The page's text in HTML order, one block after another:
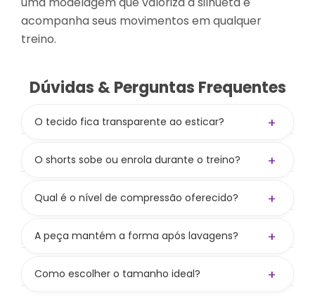
acompanha seus movimentos em qualquer
treino.
Dúvidas & Perguntas Frequentes
O tecido fica transparente ao esticar? +
composição 84% PES / 16% PUE garante zero
O shorts sobe ou enrola durante o treino? +
shorts firme no lugar, sem subir, enrolar ou
Qual é o nível de compressão oferecido? +
e mantendo liberdade nos movimentos.
A peça mantém a forma após lavagens? +
firmeza e elasticidade.
Como escolher o tamanho ideal? +